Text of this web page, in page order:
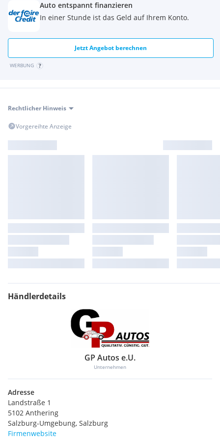
Auto entspannt finanzieren
In einer Stunde ist das Geld auf Ihrem Konto.
Jetzt Angebot berechnen
WERBUNG
Rechtlicher Hinweis
Vorgereihte Anzeige
Händlerdetails
GP Autos e.U.
Unternehmen
Adresse
Landstraße 1
5102 Anthering
Salzburg-Umgebung, Salzburg
Firmenwebsite